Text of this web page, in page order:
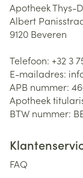
Apotheek Thys-
Albert
9120 Beveren
Telefoon: +32 3
E-mailadres:
APB nummer:
Apotheek
BTW nummer:
FAQ